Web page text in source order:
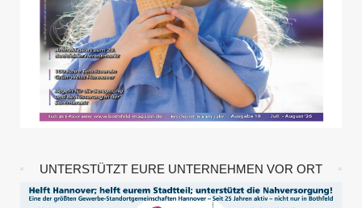
UNTERSTÜTZT EURE UNTERNEHMEN VOR ORT